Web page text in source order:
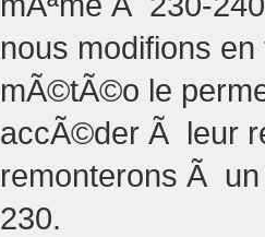
nous modifions
mÃ©tÃ©o le
accÃ©der Ã leur
remonterons Ã
230.